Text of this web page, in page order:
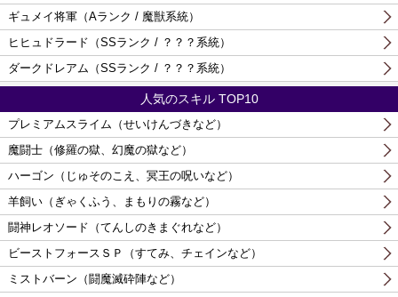
ギュメイ将軍（Aランク / 魔獣系統）
ヒヒュドラード（SSランク / ？？？系統）
ダークドレアム（SSランク / ？？？系統）
人気のスキル TOP10
プレミアムスライム（せいけんづきなど）
魔闘士（修羅の獄、幻魔の獄など）
ハーゴン（じゅそのこえ、冥王の呪いなど）
羊飼い（ぎゃくふう、まもりの霧など）
闘神レオソード（てんしのきまぐれなど）
ビーストフォースＳＰ（すてみ、チェインなど）
ミストバーン（闘魔滅砕陣など）